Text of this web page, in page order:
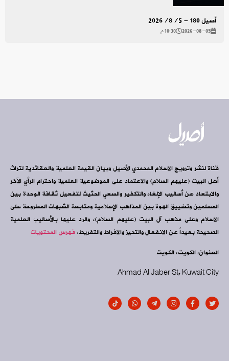
أصيل 180 - 2026/8/5
2026-08-05 10:30 م
قناة لنشر وترويج الاسلام المحمدي الأصيل وبيان القيمة العلمية والعقائدية لتراث
أهل البيت (عليهم السلام) والاعتماد على الموضوعية العلمية واحترام الرأي الآخر
والابتعاد عن أساليب الإلغاء والتكفير والسعي الحثيث لتفعيل ثقافة الوحدة بين
المسلمين وتضييق الهوة بين المذاهب الإسلامية ومتابعة الشبهات المطروحة على
الاسلام وعلى مذهب آل البيت (عليهم السلام)، والرد عليها بالأساليب العلمية
الصحيحة بعيداً عن الانفعال والتحيز والافراط والتفريط.فهرس المحتويات
العنوان: الكويت، الكويت
Ahmad Al Jaber St, Kuwait City